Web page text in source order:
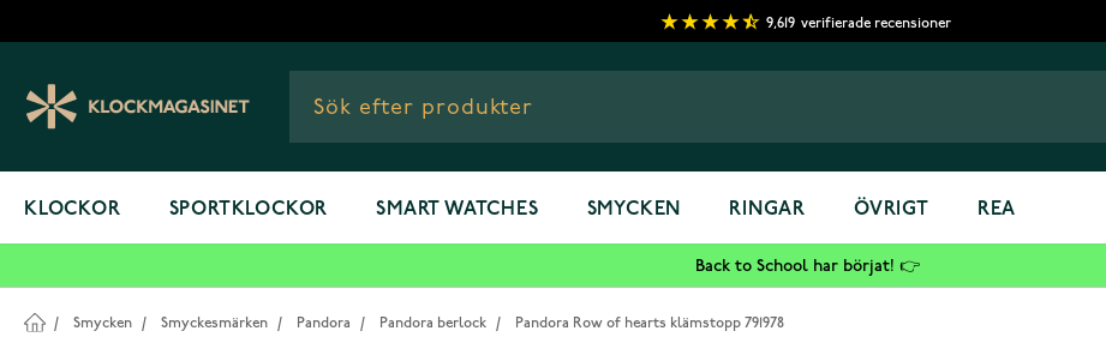
9,619 verifierade recensioner
KLOCKOR SPORTKLOCKOR SMART WATCHES SMYCKEN RINGAR ÖVRIGT REA
Back to School har börjat! 👉
/ Smycken / Smyckesmärken / Pandora / Pandora berlock / Pandora Row of hearts klämstopp 791978